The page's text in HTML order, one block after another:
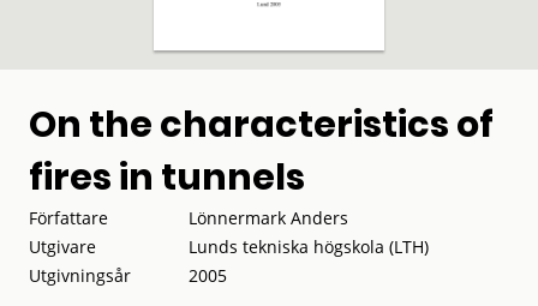
On the characteristics of
fires in tunnels
Författare
Lönnermark Anders
Utgivare
Lunds tekniska högskola (LTH)
Utgivningsår
2005